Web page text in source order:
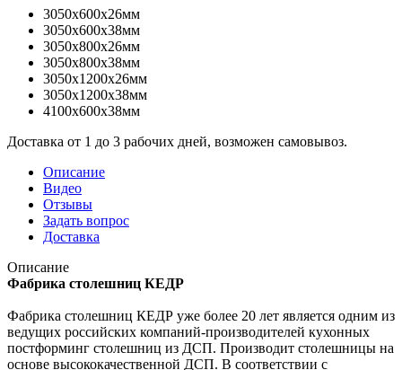
3050x600x26мм
3050x600x38мм
3050x800x26мм
3050x800x38мм
3050x1200x26мм
3050x1200x38мм
4100x600x38мм
Доставка от 1 до 3 рабочих дней, возможен самовывоз.
Описание
Видео
Отзывы
Задать вопрос
Доставка
Описание
Фабрика столешниц КЕДР
Фабрика столешниц КЕДР уже более 20 лет является одним из
ведущих российских компаний-производителей кухонных
постформинг столешниц из ДСП. Производит столешницы на
основе высококачественной ДСП. В соответствии с